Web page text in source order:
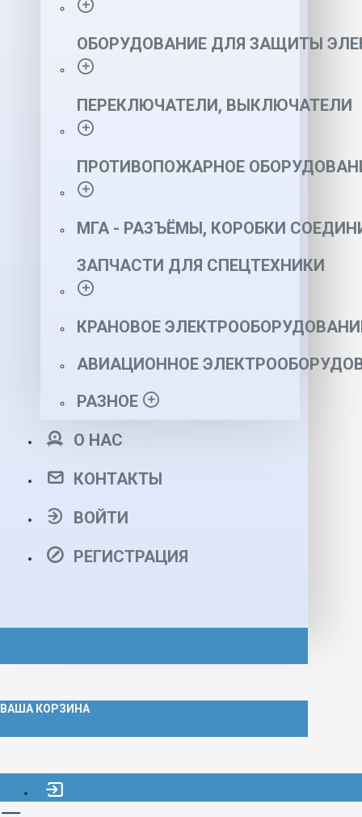
ОБОРУДОВАНИЕ ДЛЯ ЗАЩИТЫ
ПЕРЕКЛЮЧАТЕЛИ, ВЫКЛЮЧАТЕЛИ
ПРОТИВОПОЖАРНОЕ
МГА - РАЗЪЁМЫ, КОРОБКИ
ЗАПЧАСТИ ДЛЯ СПЕЦТЕХНИКИ
КРАНОВОЕ
АВИАЦИОННОЕ
РАЗНОЕ
О НАС
КОНТАКТЫ
ВОЙТИ
РЕГИСТРАЦИЯ
ВАША КОРЗИНА